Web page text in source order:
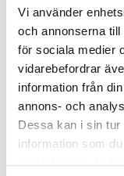
Vi använder
och annonserna
för sociala medier
vidarebefordrar
information från
annons- och
Dessa kan i sin tur
information som
samlat in när du
aktiv
kunna svenska.
världen så vill jag
ställning i Sverige,
Anna-Lena Godhe
med det